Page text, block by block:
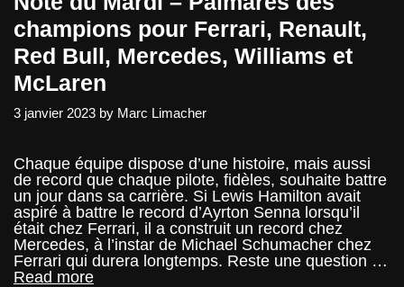
champions pour Ferrari, Renault,
Red Bull, Mercedes, Williams et
McLaren
3 janvier 2023 by Marc Limacher
Chaque équipe dispose d’une histoire, mais aussi
de record que chaque pilote, fidèles, souhaite battre
un jour dans sa carrière. Si Lewis Hamilton avait
aspiré à battre le record d’Ayrton Senna lorsqu’il
était chez Ferrari, il a construit un record chez
Mercedes, à l’instar de Michael Schumacher chez
Ferrari qui durera longtemps. Reste une question …
Read moreNote